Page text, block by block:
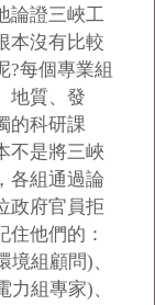
論證三峽工
本沒有比較
?每個專業組
地質、發
的科研課
不是將三峽
各組通過論
政府官員拒
他們的：
組顧問)、
組專家)、